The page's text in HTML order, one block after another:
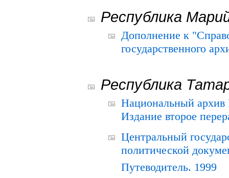
Республика
Дополнение к
государственного
Республика
Национальный архив
Издание второе
Центральный
политической
Путеводитель. 1999